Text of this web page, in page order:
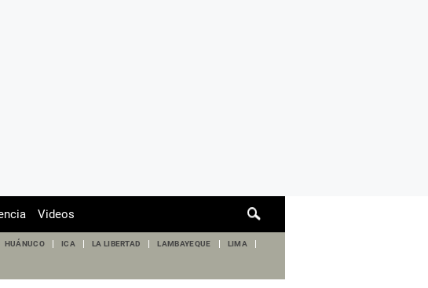
de
Videos
HUÁNUCO ICA LA LIBERTAD LAMBAYEQUE LIMA